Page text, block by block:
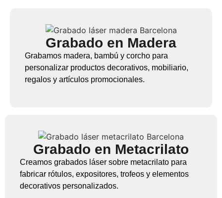
Grabado en Madera
Grabamos madera, bambú y corcho para
personalizar productos decorativos, mobiliario,
regalos y artículos promocionales.
Grabado en Metacrilato
Creamos grabados láser sobre metacrilato para
fabricar rótulos, expositores, trofeos y elementos
decorativos personalizados.